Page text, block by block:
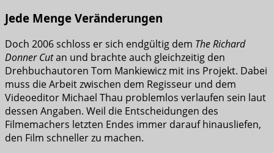
Jede Menge Veränderungen
Doch 2006 schloss er sich endgültig dem The Richard
Donner Cutan und brachte auch gleichzeitig den
Drehbuchautoren Tom Mankiewicz mit ins Projekt. Dabei
muss die Arbeit zwischen dem Regisseur und dem
Videoeditor Michael Thau problemlos verlaufen sein laut
dessen Angaben. Weil die Entscheidungen des
Filmemachers letzten Endes immer darauf hinausliefen,
den Film schneller zu machen.